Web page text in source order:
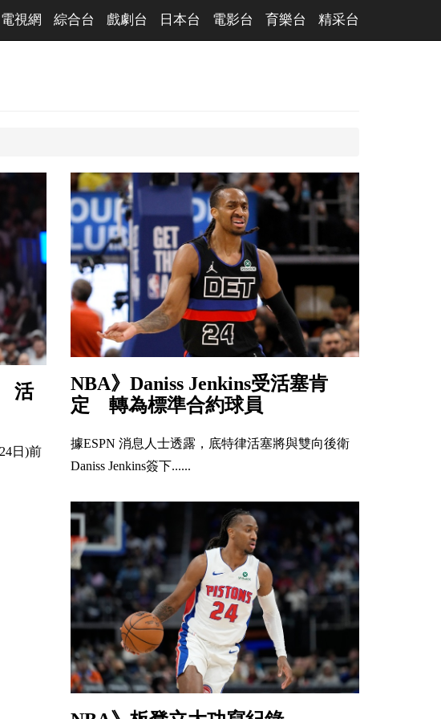
電視網 綜合台 戲劇台 日本台 電影台 育樂台 精采台
活
日)前
NBA》Daniss Jenkins受活塞肯
定 轉為標準合約球員
據ESPN 消息人士透露，底特律活塞將與雙向後衛
Daniss Jenkins簽下......